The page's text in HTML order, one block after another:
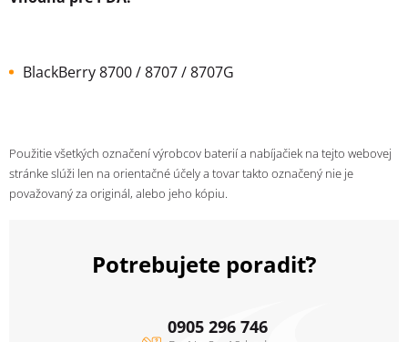
BlackBerry 8700 / 8707 / 8707G
Použitie všetkých označení výrobcov baterií a nabíjačiek na tejto webovej
stránke slúži len na orientačné účely a tovar takto označený nie je
považovaný za originál, alebo jeho kópiu.
Potrebujete poradiť?
0905 296 746